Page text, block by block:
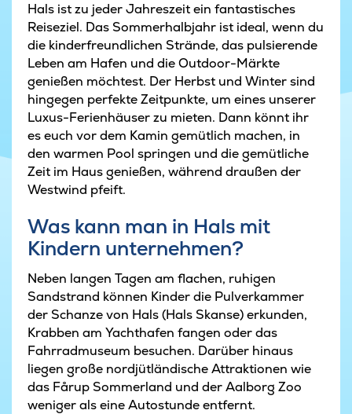
Hals ist zu jeder Jahreszeit ein fantastisches
Reiseziel. Das Sommerhalbjahr ist ideal, wenn du
die kinderfreundlichen Strände, das pulsierende
Leben am Hafen und die Outdoor-Märkte
genießen möchtest. Der Herbst und Winter sind
hingegen perfekte Zeitpunkte, um eines unserer
Luxus-Ferienhäuser zu mieten. Dann könnt ihr
es euch vor dem Kamin gemütlich machen, in
den warmen Pool springen und die gemütliche
Zeit im Haus genießen, während draußen der
Westwind pfeift.
Was kann man in Hals mit
Kindern unternehmen?
Neben langen Tagen am flachen, ruhigen
Sandstrand können Kinder die Pulverkammer
der Schanze von Hals (Hals Skanse) erkunden,
Krabben am Yachthafen fangen oder das
Fahrradmuseum besuchen. Darüber hinaus
liegen große nordjütländische Attraktionen wie
das Fårup Sommerland und der Aalborg Zoo
weniger als eine Autostunde entfernt.